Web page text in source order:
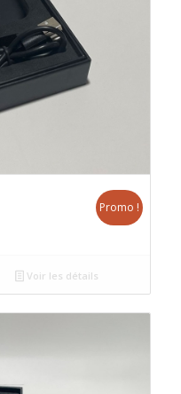
د.م.190.00.
Promo !
Voir les détails